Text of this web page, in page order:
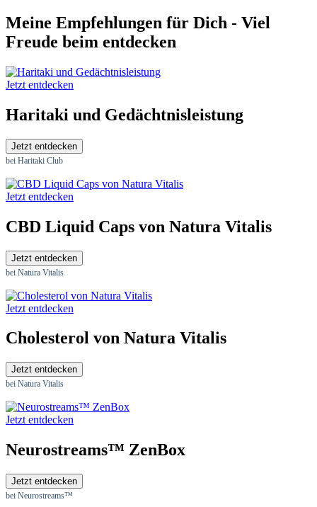
Meine Empfehlungen für Dich - Viel
Freude beim entdecken
Jetzt entdecken
Haritaki und Gedächtnisleistung
Jetzt entdecken
bei Haritaki Club
Jetzt entdecken
CBD Liquid Caps von Natura Vitalis
Jetzt entdecken
bei Natura Vitalis
Jetzt entdecken
Cholesterol von Natura Vitalis
Jetzt entdecken
bei Natura Vitalis
Jetzt entdecken
Neurostreams™ ZenBox
Jetzt entdecken
bei Neurostreams™